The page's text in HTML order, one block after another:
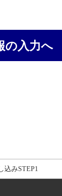
の入力へ
込みSTEP1